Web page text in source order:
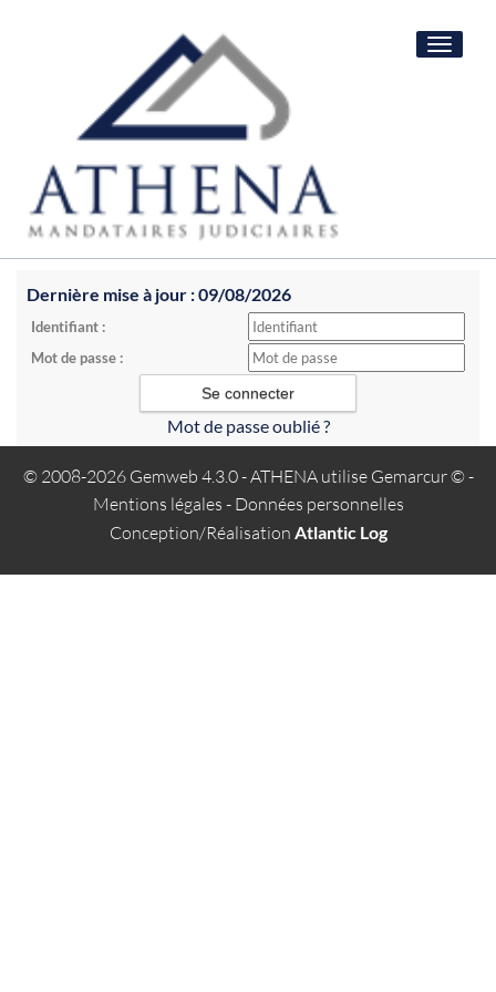
Toggle
Dernière mise à jour : 09/08/2026
Identifiant :
Mot de passe :
Mot de passe oublié ?
© 2008-2026 Gemweb 4.3.0- ATHENA utilise Gemarcur ©-
Mentions légales - Données personnelles
Conception/Réalisation Atlantic Log